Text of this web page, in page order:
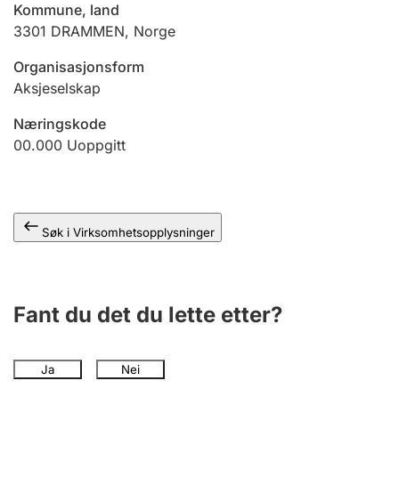
Ektepaktveileder
Kommune, land
3301 DRAMMEN, Norge
Organisasjonsform
Aksjeselskap
Næringskode
00.000 Uoppgitt
Søk i Virksomhetsopplysninger
Fant du det du lette etter?
Ja Nei